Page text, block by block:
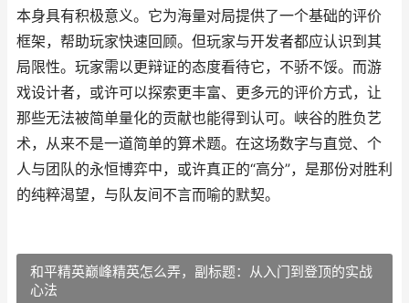
本身具有积极意义。它为海量对局提供了一个基础的评价
框架，帮助玩家快速回顾。但玩家与开发者都应认识到其
局限性。玩家需以更辩证的态度看待它，不骄不馁。而游
戏设计者，或许可以探索更丰富、更多元的评价方式，让
那些无法被简单量化的贡献也能得到认可。峡谷的胜负艺
术，从来不是一道简单的算术题。在这场数字与直觉、个
人与团队的永恒博弈中，或许真正的“高分”，是那份对胜利
的纯粹渴望，与队友间不言而喻的默契。
和平精英巅峰精英怎么弄，副标题：从入门到登顶的实战
心法